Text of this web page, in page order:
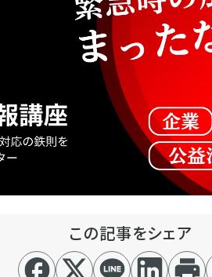
この記事をシェア